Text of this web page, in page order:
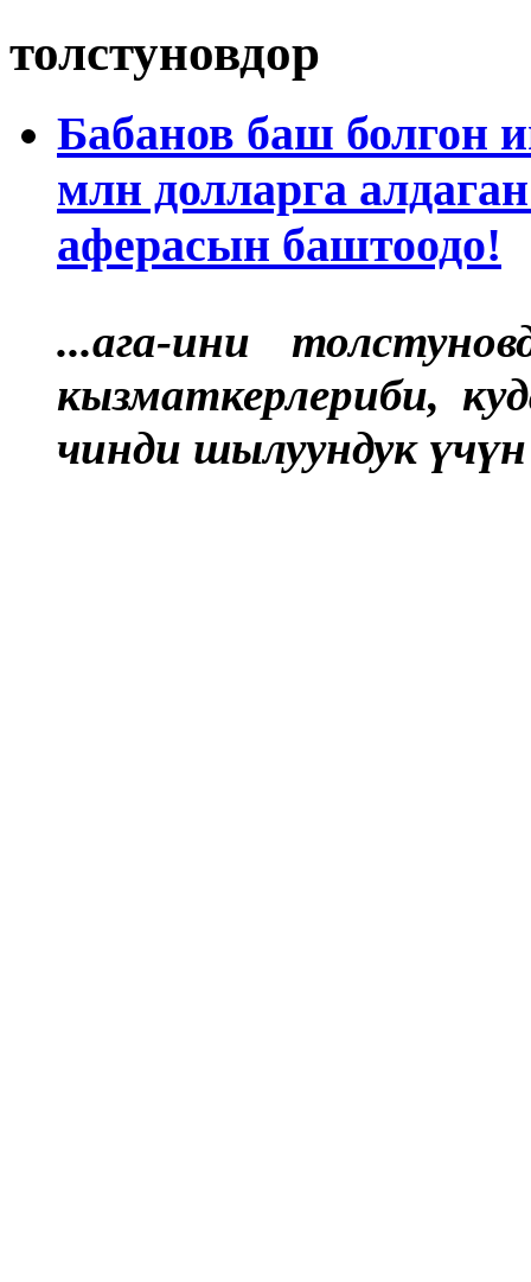
толстуновдор
Бабанов баш болгон
млн долларга
аферасын баштоодо!
...ага-ини
кызматкерлериби,
чинди шылуундук